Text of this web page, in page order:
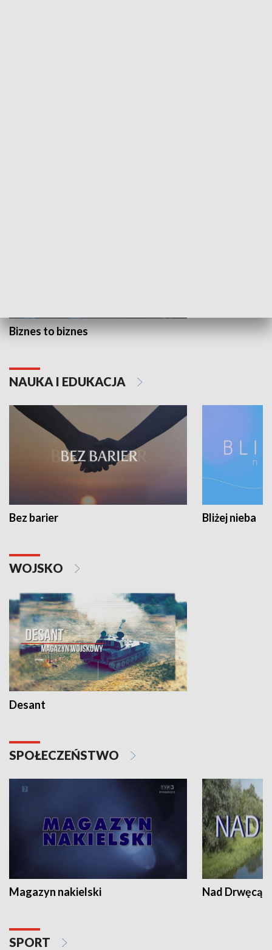
Biznes to biznes
NAUKA I EDUKACJA
Bez barier Bliżej nieba
WOJSKO
Desant
SPOŁECZEŃSTWO
Magazyn nakielski Nad Drwęcą
SPORT